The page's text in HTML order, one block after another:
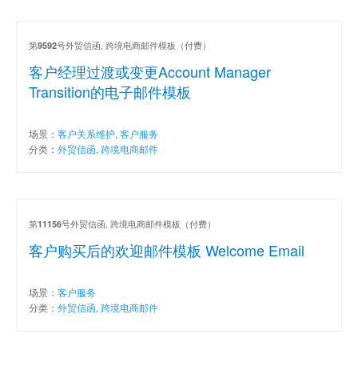
客户经理过渡或变更Account Manager
Transition的电子邮件模板
第9592号外贸信函, 跨境电商邮件模板（付费）
场景： 客户关系维护, 客户服务
分类： 外贸信函, 跨境电商邮件
客户购买后的欢迎邮件模板 Welcome Email
第11156号外贸信函, 跨境电商邮件模板（付费）
场景： 客户服务
分类： 外贸信函, 跨境电商邮件